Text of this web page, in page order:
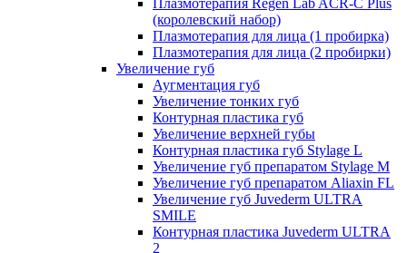
Плазмотерапия Regen Lab ACR-C Plus
(королевский набор)
Плазмотерапия для лица (1 пробирка)
Плазмотерапия для лица (2 пробирки)
Увеличение губ
Аугментация губ
Увеличение тонких губ
Контурная пластика губ
Увеличение верхней губы
Контурная пластика губ Stylage L
Увеличение губ препаратом Stylage M
Увеличение губ препаратом Aliaxin FL
Увеличение губ Juvederm ULTRA
SMILE
Контурная пластика Juvederm ULTRA
2